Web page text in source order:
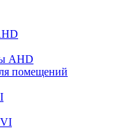
AHD
помещений